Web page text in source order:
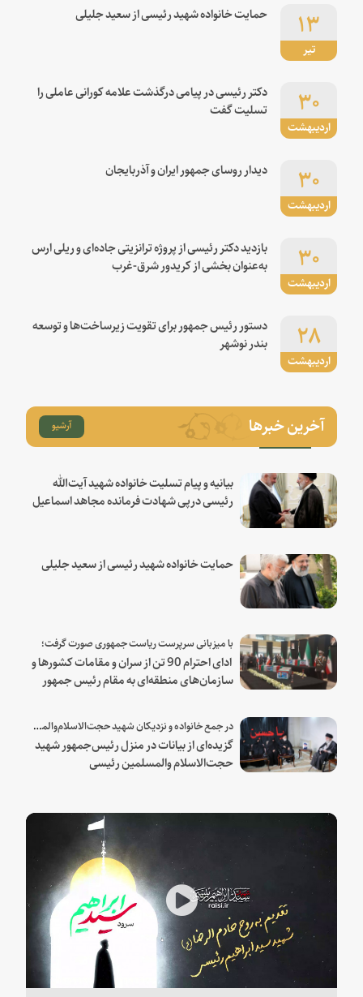
تیر
۱۳ حمایت خانواده شهید رئیسی از سعید جلیلی
اردیبهشت
۳۰
دکتر رئیسی در پیامی درگذشت علامه کورانی عاملی را
تسلیت گفت
اردیبهشت
۳۰ دیدار روسای جمهور ایران و آذربایجان
اردیبهشت
۳۰
بازدید دکتر رئیسی از پروژه ترانزیتی جاده‌ای و ریلی ارس
به‌عنوان بخشی از کریدور شرق-غرب
اردیبهشت
۲۸
دستور رئیس جمهور برای تقویت زیرساخت‌ها و توسعه
بندر نوشهر
آخرین خبرها آرشیو
بیانیه و پیام تسلیت خانواده شهید آیت‌الله
رئیسی درپی شهادت فرمانده مجاهد اسماعیل
حمایت خانواده شهید رئیسی از سعید جلیلی
با میزبانی سرپرست ریاست جمهوری صورت گرفت؛
ادای احترام 90 تن از سران و مقامات کشورها و
سازمان‌های منطقه‌ای به مقام رئیس جمهور
در جمع خانواده و نزدیکان شهید حجت‌الاسلام‌والمسلمین رئیسی:
گزیده‌ای از بیانات در منزل رئیس‌جمهور شهید
حجت‌الاسلام والمسلمین رئیسی
Play
Video